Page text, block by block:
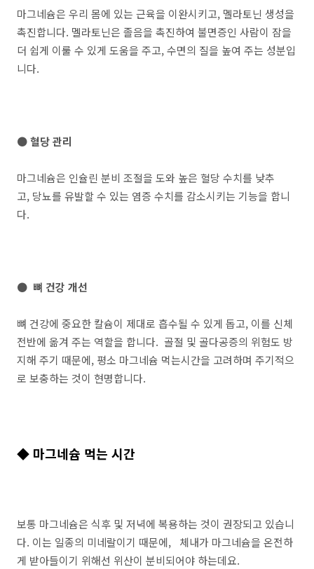
마그네슘은 우리 몸에 있는 근육을 이완시키고, 멜라토닌 생성을
촉진합니다. 멜라토닌은 졸음을 촉진하여 불면증인 사람이 잠을
더 쉽게 이룰 수 있게 도움을 주고, 수면의 질을 높여 주는 성분입
니다.
● 혈당 관리
마그네슘은 인슐린 분비 조절을 도와 높은 혈당 수치를 낮추
고, 당뇨를 유발할 수 있는 염증 수치를 감소시키는 기능을 합니
다.
● 뼈 건강 개선
뼈 건강에 중요한 칼슘이 제대로 흡수될 수 있게 돕고, 이를 신체
전반에 옮겨 주는 역할을 합니다. 골절 및 골다공증의 위험도 방
지해 주기 때문에, 평소 마그네슘 먹는시간을 고려하며 주기적으
로 보충하는 것이 현명합니다.
◆ 마그네슘 먹는 시간
보통 마그네슘은 식후 및 저녁에 복용하는 것이 권장되고 있습니
다. 이는 일종의 미네랄이기 때문에, 체내가 마그네슘을 온전하
게 받아들이기 위해선 위산이 분비되어야 하는데요.